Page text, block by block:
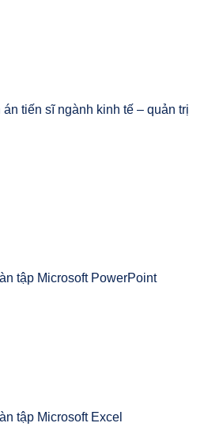
tiến sĩ ngành kinh tế – quản trị
tập Microsoft PowerPoint
tập Microsoft Excel